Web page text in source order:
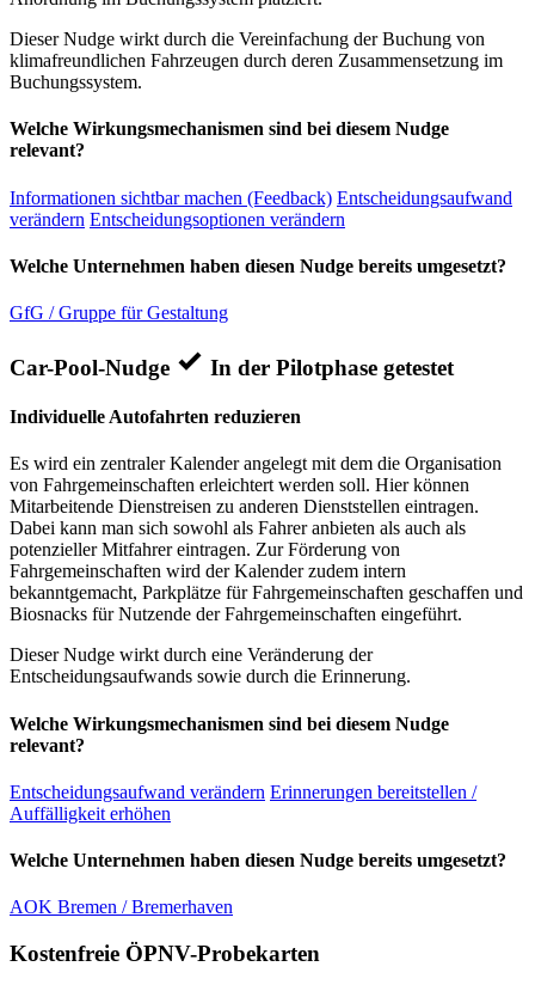
Dieser Nudge wirkt durch die Vereinfachung der Buchung von
klimafreundlichen Fahrzeugen durch deren Zusammensetzung im
Buchungssystem.
Welche Wirkungsmechanismen sind bei diesem Nudge
relevant?
Informationen sichtbar machen (Feedback) Entscheidungsaufwand
verändern Entscheidungsoptionen verändern
Welche Unternehmen haben diesen Nudge bereits umgesetzt?
GfG / Gruppe für Gestaltung
Car-Pool-Nudge In der Pilotphase getestet
Individuelle Autofahrten reduzieren
Es wird ein zentraler Kalender angelegt mit dem die Organisation
von Fahrgemeinschaften erleichtert werden soll. Hier können
Mitarbeitende Dienstreisen zu anderen Dienststellen eintragen.
Dabei kann man sich sowohl als Fahrer anbieten als auch als
potenzieller Mitfahrer eintragen. Zur Förderung von
Fahrgemeinschaften wird der Kalender zudem intern
bekanntgemacht, Parkplätze für Fahrgemeinschaften geschaffen und
Biosnacks für Nutzende der Fahrgemeinschaften eingeführt.
Dieser Nudge wirkt durch eine Veränderung der
Entscheidungsaufwands sowie durch die Erinnerung.
Welche Wirkungsmechanismen sind bei diesem Nudge
relevant?
Entscheidungsaufwand verändern Erinnerungen bereitstellen /
Auffälligkeit erhöhen
Welche Unternehmen haben diesen Nudge bereits umgesetzt?
AOK Bremen / Bremerhaven
Kostenfreie ÖPNV-Probekarten